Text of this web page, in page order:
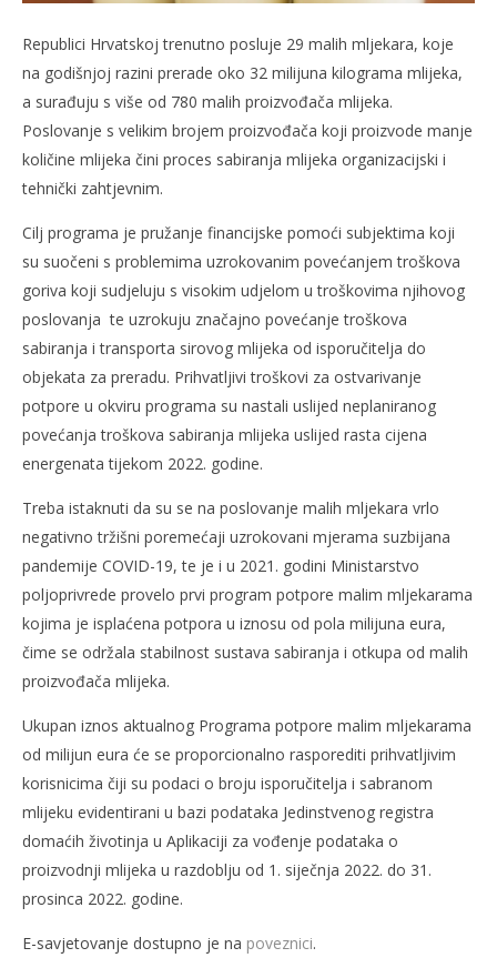
Republici Hrvatskoj trenutno posluje 29 malih mljekara, koje
na godišnjoj razini prerade oko 32 milijuna kilograma mlijeka,
a surađuju s više od 780 malih proizvođača mlijeka.
Poslovanje s velikim brojem proizvođača koji proizvode manje
količine mlijeka čini proces sabiranja mlijeka organizacijski i
tehnički zahtjevnim.
Cilj programa je pružanje financijske pomoći subjektima koji
su suočeni s problemima uzrokovanim povećanjem troškova
goriva koji sudjeluju s visokim udjelom u troškovima njihovog
poslovanja te uzrokuju značajno povećanje troškova
sabiranja i transporta sirovog mlijeka od isporučitelja do
objekata za preradu. Prihvatljivi troškovi za ostvarivanje
potpore u okviru programa su nastali uslijed neplaniranog
povećanja troškova sabiranja mlijeka uslijed rasta cijena
energenata tijekom 2022. godine.
Treba istaknuti da su se na poslovanje malih mljekara vrlo
negativno tržišni poremećaji uzrokovani mjerama suzbijana
pandemije COVID-19, te je i u 2021. godini Ministarstvo
poljoprivrede provelo prvi program potpore malim mljekarama
kojima je isplaćena potpora u iznosu od pola milijuna eura,
čime se održala stabilnost sustava sabiranja i otkupa od malih
proizvođača mlijeka.
Ukupan iznos aktualnog Programa potpore malim mljekarama
od milijun eura će se proporcionalno rasporediti prihvatljivim
korisnicima čiji su podaci o broju isporučitelja i sabranom
mlijeku evidentirani u bazi podataka Jedinstvenog registra
domaćih životinja u Aplikaciji za vođenje podataka o
proizvodnji mlijeka u razdoblju od 1. siječnja 2022. do 31.
prosinca 2022. godine.
E-savjetovanje dostupno je na poveznici.